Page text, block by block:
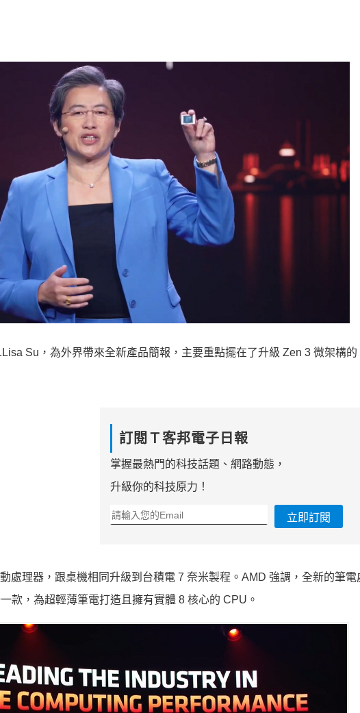
Su，為外界帶來全新產品簡報，主要重點擺在了升級 Zen 3 微架構的
訂閱Ｔ客邦電子日報
掌握最熱門的科技話題、網路動態，
升級你的科技原力！
立即訂閱
處理器，跟桌機相同升級到台積電 7 奈米製程。AMD 強調，全新的筆電
款，為超輕薄筆電打造且擁有實體 8 核心的 CPU。